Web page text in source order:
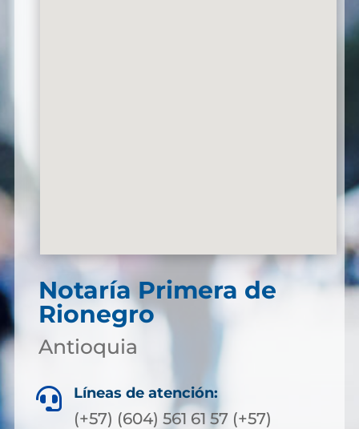
Notaría Primera de
Rionegro
Antioquia
 Líneas de atención:
(+57) (604) 561 61 57 (+57)